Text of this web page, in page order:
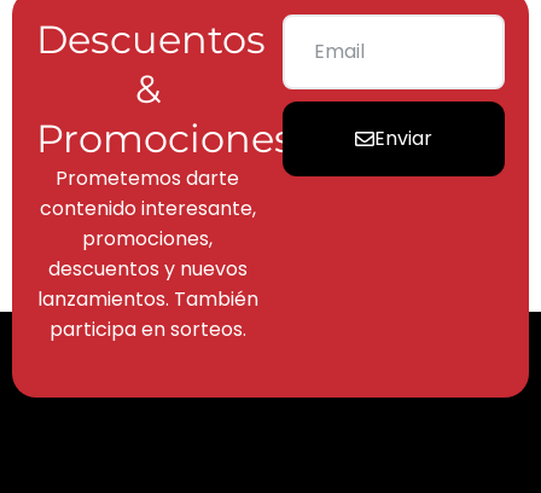
Descuentos
&
Promociones
Prometemos darte
contenido interesante,
promociones,
descuentos y nuevos
lanzamientos. También
participa en sorteos.
Enviar